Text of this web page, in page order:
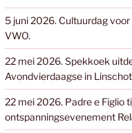
5 juni 2026. Cultuurdag voor
VWO.
22 mei 2026. Spekkoek
Avondvierdaagse in
22 mei 2026. Padre e Figlio
ontspanningsevenement